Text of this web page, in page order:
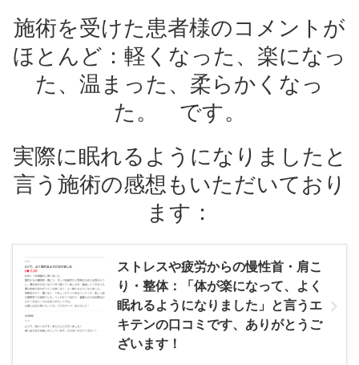
施術を受けた患者様のコメントが
ほとんど：軽くなった、楽になっ
た、温まった、柔らかくなっ
た。 です。
実際に眠れるようになりましたと
言う施術の感想もいただいており
ます：
ストレスや疲労からの慢性首・肩こ
り・整体：「体が楽になって、よく
眠れるようになりました」と言うエ
キテンの口コミです、ありがとうご
ざいます！